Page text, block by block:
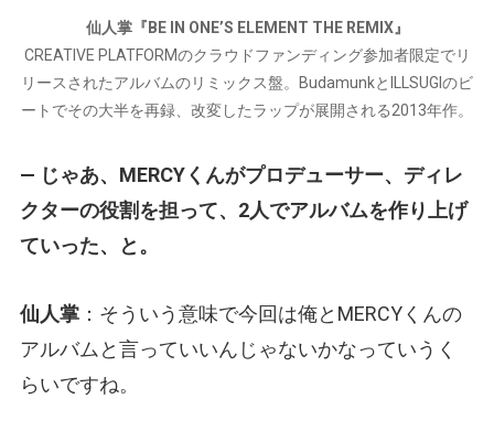
仙人掌『BE IN ONE’S ELEMENT THE REMIX』
CREATIVE PLATFORMのクラウドファンディング参加者限定でリ
リースされたアルバムのリミックス盤。BudamunkとILLSUGIのビ
ートでその大半を再録、改変したラップが展開される2013年作。
— じゃあ、MERCYくんがプロデューサー、ディレ
クターの役割を担って、2人でアルバムを作り上げ
ていった、と。
仙人掌 ：そういう意味で今回は俺とMERCYくんの
アルバムと言っていいんじゃないかなっていうく
らいですね。